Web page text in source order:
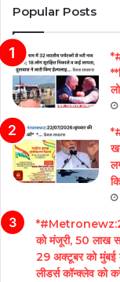
Popular Posts
को मंजूरी, 50 लाख
29 अक्टूबर को मुंबई
लीडर्स कॉन्क्लेव को